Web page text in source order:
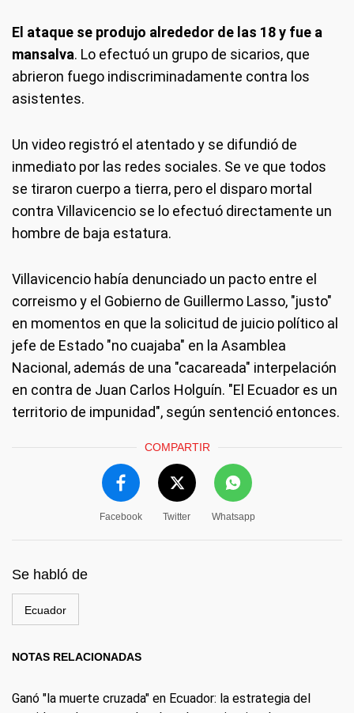
El ataque se produjo alrededor de las 18 y fue a
mansalva. Lo efectuó un grupo de sicarios, que
abrieron fuego indiscriminadamente contra los
asistentes.
Un video registró el atentado y se difundió de
inmediato por las redes sociales. Se ve que todos
se tiraron cuerpo a tierra, pero el disparo mortal
contra Villavicencio se lo efectuó directamente un
hombre de baja estatura.
Villavicencio había denunciado un pacto entre el
correismo y el Gobierno de Guillermo Lasso, "justo"
en momentos en que la solicitud de juicio político al
jefe de Estado "no cuajaba" en la Asamblea
Nacional, además de una "cacareada" interpelación
en contra de Juan Carlos Holguín. "El Ecuador es un
territorio de impunidad", según sentenció entonces.
COMPARTIR
Facebook Twitter Whatsapp
Se habló de
Ecuador
NOTAS RELACIONADAS
Ganó "la muerte cruzada" en Ecuador: la estrategia del